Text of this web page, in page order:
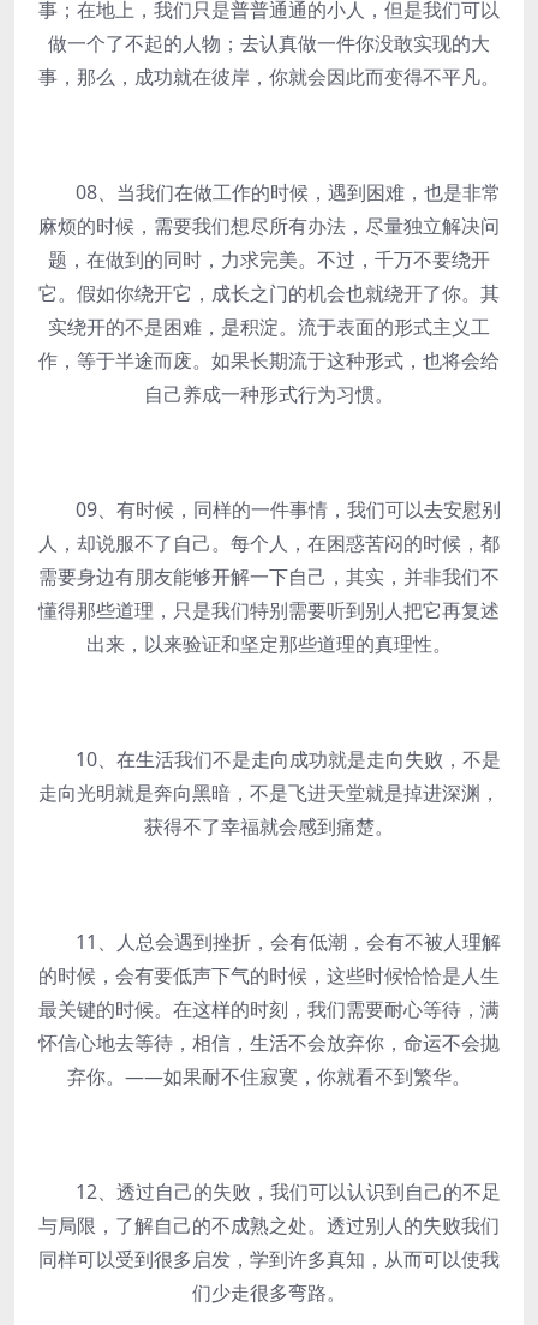
事；在地上，我们只是普普通通的小人，但是我们可以
做一个了不起的人物；去认真做一件你没敢实现的大
事，那么，成功就在彼岸，你就会因此而变得不平凡。
08、当我们在做工作的时候，遇到困难，也是非常
麻烦的时候，需要我们想尽所有办法，尽量独立解决问
题，在做到的同时，力求完美。不过，千万不要绕开
它。假如你绕开它，成长之门的机会也就绕开了你。其
实绕开的不是困难，是积淀。流于表面的形式主义工
作，等于半途而废。如果长期流于这种形式，也将会给
自己养成一种形式行为习惯。
09、有时候，同样的一件事情，我们可以去安慰别
人，却说服不了自己。每个人，在困惑苦闷的时候，都
需要身边有朋友能够开解一下自己，其实，并非我们不
懂得那些道理，只是我们特别需要听到别人把它再复述
出来，以来验证和坚定那些道理的真理性。
10、在生活我们不是走向成功就是走向失败，不是
走向光明就是奔向黑暗，不是飞进天堂就是掉进深渊，
获得不了幸福就会感到痛楚。
11、人总会遇到挫折，会有低潮，会有不被人理解
的时候，会有要低声下气的时候，这些时候恰恰是人生
最关键的时候。在这样的时刻，我们需要耐心等待，满
怀信心地去等待，相信，生活不会放弃你，命运不会抛
弃你。——如果耐不住寂寞，你就看不到繁华。
12、透过自己的失败，我们可以认识到自己的不足
与局限，了解自己的不成熟之处。透过别人的失败我们
同样可以受到很多启发，学到许多真知，从而可以使我
们少走很多弯路。